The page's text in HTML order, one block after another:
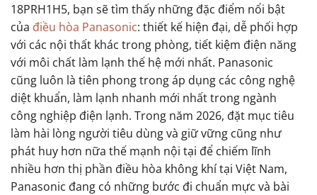
18PRH1H5, bạn sẽ tìm thấy những đặc điểm nổi bật
của điều hòa Panasonic: thiết kế hiện đại, dễ phối hợp
với các nội thất khác trong phòng, tiết kiệm điện năng
với môi chất làm lạnh thế hệ mới nhất. Panasonic
cũng luôn là tiên phong trong áp dụng các công nghệ
diệt khuẩn, làm lạnh nhanh mới nhất trong ngành
công nghiệp điện lạnh. Trong năm 2026, đặt mục tiêu
làm hài lòng người tiêu dùng và giữ vững cũng như
phát huy hơn nữa thế mạnh nội tại để chiếm lĩnh
nhiều hơn thị phần điều hòa không khí tại Việt Nam,
Panasonic đang có những bước đi chuẩn mực và bài